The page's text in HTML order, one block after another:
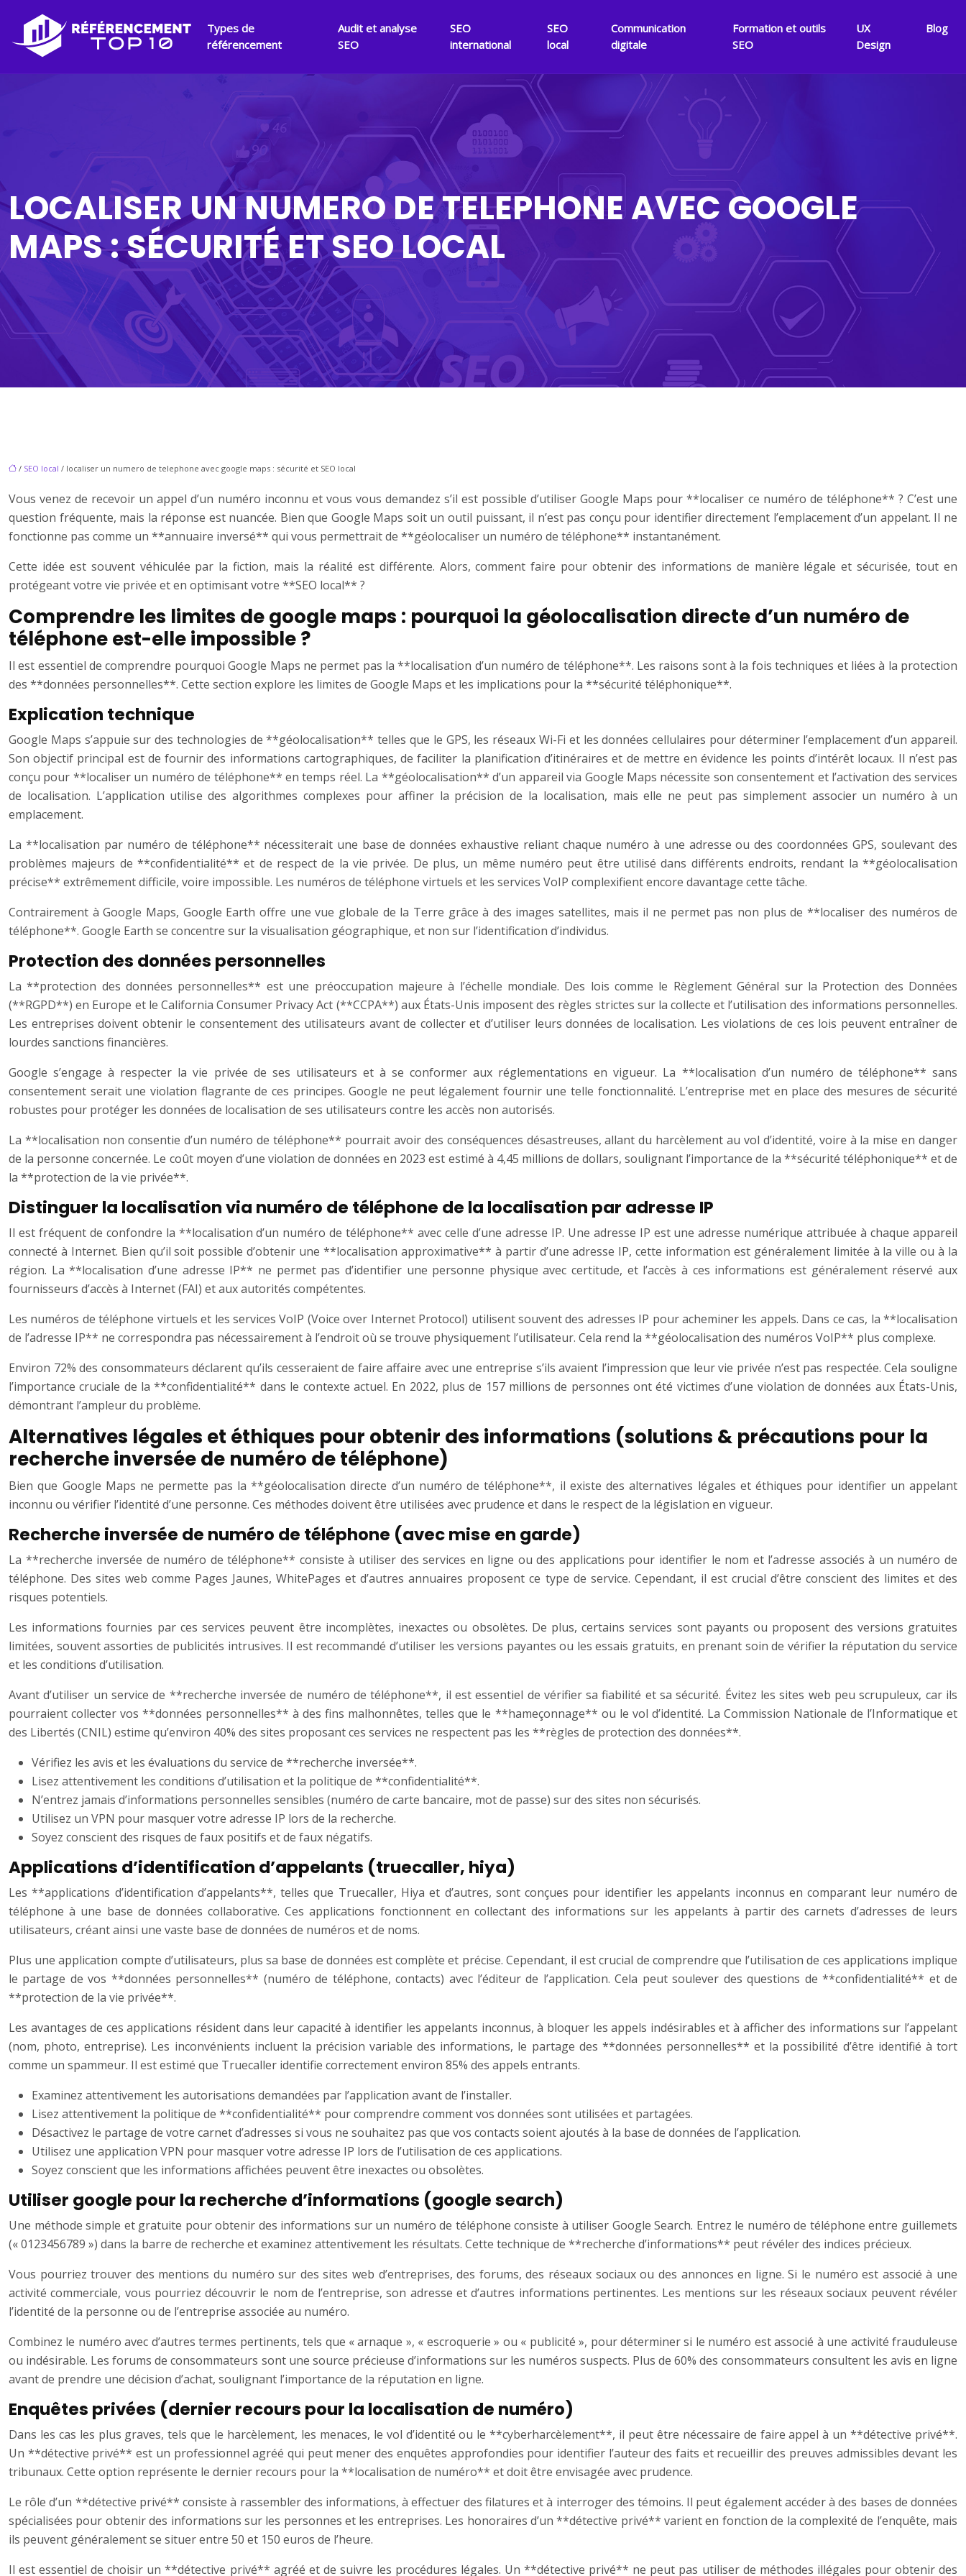
Types de
référencement
Audit et analyse
SEO
SEO
international
SEO
local
Communication
digitale
Formation et outils
SEO
UX
Design
Blog
LOCALISER UN NUMERO DE TELEPHONE AVEC GOOGLE
MAPS : SÉCURITÉ ET SEO LOCAL
/ SEO local / localiser un numero de telephone avec google maps : sécurité et SEO local
Vous venez de recevoir un appel d’un numéro inconnu et vous vous demandez s’il est possible d’utiliser Google Maps pour **localiser ce numéro de téléphone** ? C’est une
question fréquente, mais la réponse est nuancée. Bien que Google Maps soit un outil puissant, il n’est pas conçu pour identifier directement l’emplacement d’un appelant. Il ne
fonctionne pas comme un **annuaire inversé** qui vous permettrait de **géolocaliser un numéro de téléphone** instantanément.
Cette idée est souvent véhiculée par la fiction, mais la réalité est différente. Alors, comment faire pour obtenir des informations de manière légale et sécurisée, tout en
protégeant votre vie privée et en optimisant votre **SEO local** ?
Comprendre les limites de google maps : pourquoi la géolocalisation directe d’un numéro de
téléphone est-elle impossible ?
Il est essentiel de comprendre pourquoi Google Maps ne permet pas la **localisation d’un numéro de téléphone**. Les raisons sont à la fois techniques et liées à la protection
des **données personnelles**. Cette section explore les limites de Google Maps et les implications pour la **sécurité téléphonique**.
Explication technique
Google Maps s’appuie sur des technologies de **géolocalisation** telles que le GPS, les réseaux Wi-Fi et les données cellulaires pour déterminer l’emplacement d’un appareil.
Son objectif principal est de fournir des informations cartographiques, de faciliter la planification d’itinéraires et de mettre en évidence les points d’intérêt locaux. Il n’est pas
conçu pour **localiser un numéro de téléphone** en temps réel. La **géolocalisation** d’un appareil via Google Maps nécessite son consentement et l’activation des services
de localisation. L’application utilise des algorithmes complexes pour affiner la précision de la localisation, mais elle ne peut pas simplement associer un numéro à un
emplacement.
La **localisation par numéro de téléphone** nécessiterait une base de données exhaustive reliant chaque numéro à une adresse ou des coordonnées GPS, soulevant des
problèmes majeurs de **confidentialité** et de respect de la vie privée. De plus, un même numéro peut être utilisé dans différents endroits, rendant la **géolocalisation
précise** extrêmement difficile, voire impossible. Les numéros de téléphone virtuels et les services VoIP complexifient encore davantage cette tâche.
Contrairement à Google Maps, Google Earth offre une vue globale de la Terre grâce à des images satellites, mais il ne permet pas non plus de **localiser des numéros de
téléphone**. Google Earth se concentre sur la visualisation géographique, et non sur l’identification d’individus.
Protection des données personnelles
La **protection des données personnelles** est une préoccupation majeure à l’échelle mondiale. Des lois comme le Règlement Général sur la Protection des Données
(**RGPD**) en Europe et le California Consumer Privacy Act (**CCPA**) aux États-Unis imposent des règles strictes sur la collecte et l’utilisation des informations personnelles.
Les entreprises doivent obtenir le consentement des utilisateurs avant de collecter et d’utiliser leurs données de localisation. Les violations de ces lois peuvent entraîner de
lourdes sanctions financières.
Google s’engage à respecter la vie privée de ses utilisateurs et à se conformer aux réglementations en vigueur. La **localisation d’un numéro de téléphone** sans
consentement serait une violation flagrante de ces principes. Google ne peut légalement fournir une telle fonctionnalité. L’entreprise met en place des mesures de sécurité
robustes pour protéger les données de localisation de ses utilisateurs contre les accès non autorisés.
La **localisation non consentie d’un numéro de téléphone** pourrait avoir des conséquences désastreuses, allant du harcèlement au vol d’identité, voire à la mise en danger
de la personne concernée. Le coût moyen d’une violation de données en 2023 est estimé à 4,45 millions de dollars, soulignant l’importance de la **sécurité téléphonique** et de
la **protection de la vie privée**.
Distinguer la localisation via numéro de téléphone de la localisation par adresse IP
Il est fréquent de confondre la **localisation d’un numéro de téléphone** avec celle d’une adresse IP. Une adresse IP est une adresse numérique attribuée à chaque appareil
connecté à Internet. Bien qu’il soit possible d’obtenir une **localisation approximative** à partir d’une adresse IP, cette information est généralement limitée à la ville ou à la
région. La **localisation d’une adresse IP** ne permet pas d’identifier une personne physique avec certitude, et l’accès à ces informations est généralement réservé aux
fournisseurs d’accès à Internet (FAI) et aux autorités compétentes.
Les numéros de téléphone virtuels et les services VoIP (Voice over Internet Protocol) utilisent souvent des adresses IP pour acheminer les appels. Dans ce cas, la **localisation
de l’adresse IP** ne correspondra pas nécessairement à l’endroit où se trouve physiquement l’utilisateur. Cela rend la **géolocalisation des numéros VoIP** plus complexe.
Environ 72% des consommateurs déclarent qu’ils cesseraient de faire affaire avec une entreprise s’ils avaient l’impression que leur vie privée n’est pas respectée. Cela souligne
l’importance cruciale de la **confidentialité** dans le contexte actuel. En 2022, plus de 157 millions de personnes ont été victimes d’une violation de données aux États-Unis,
démontrant l’ampleur du problème.
Alternatives légales et éthiques pour obtenir des informations (solutions & précautions pour la
recherche inversée de numéro de téléphone)
Bien que Google Maps ne permette pas la **géolocalisation directe d’un numéro de téléphone**, il existe des alternatives légales et éthiques pour identifier un appelant
inconnu ou vérifier l’identité d’une personne. Ces méthodes doivent être utilisées avec prudence et dans le respect de la législation en vigueur.
Recherche inversée de numéro de téléphone (avec mise en garde)
La **recherche inversée de numéro de téléphone** consiste à utiliser des services en ligne ou des applications pour identifier le nom et l’adresse associés à un numéro de
téléphone. Des sites web comme Pages Jaunes, WhitePages et d’autres annuaires proposent ce type de service. Cependant, il est crucial d’être conscient des limites et des
risques potentiels.
Les informations fournies par ces services peuvent être incomplètes, inexactes ou obsolètes. De plus, certains services sont payants ou proposent des versions gratuites
limitées, souvent assorties de publicités intrusives. Il est recommandé d’utiliser les versions payantes ou les essais gratuits, en prenant soin de vérifier la réputation du service
et les conditions d’utilisation.
Avant d’utiliser un service de **recherche inversée de numéro de téléphone**, il est essentiel de vérifier sa fiabilité et sa sécurité. Évitez les sites web peu scrupuleux, car ils
pourraient collecter vos **données personnelles** à des fins malhonnêtes, telles que le **hameçonnage** ou le vol d’identité. La Commission Nationale de l’Informatique et
des Libertés (CNIL) estime qu’environ 40% des sites proposant ces services ne respectent pas les **règles de protection des données**.
Vérifiez les avis et les évaluations du service de **recherche inversée**.
Lisez attentivement les conditions d’utilisation et la politique de **confidentialité**.
N’entrez jamais d’informations personnelles sensibles (numéro de carte bancaire, mot de passe) sur des sites non sécurisés.
Utilisez un VPN pour masquer votre adresse IP lors de la recherche.
Soyez conscient des risques de faux positifs et de faux négatifs.
Applications d’identification d’appelants (truecaller, hiya)
Les **applications d’identification d’appelants**, telles que Truecaller, Hiya et d’autres, sont conçues pour identifier les appelants inconnus en comparant leur numéro de
téléphone à une base de données collaborative. Ces applications fonctionnent en collectant des informations sur les appelants à partir des carnets d’adresses de leurs
utilisateurs, créant ainsi une vaste base de données de numéros et de noms.
Plus une application compte d’utilisateurs, plus sa base de données est complète et précise. Cependant, il est crucial de comprendre que l’utilisation de ces applications implique
le partage de vos **données personnelles** (numéro de téléphone, contacts) avec l’éditeur de l’application. Cela peut soulever des questions de **confidentialité** et de
**protection de la vie privée**.
Les avantages de ces applications résident dans leur capacité à identifier les appelants inconnus, à bloquer les appels indésirables et à afficher des informations sur l’appelant
(nom, photo, entreprise). Les inconvénients incluent la précision variable des informations, le partage des **données personnelles** et la possibilité d’être identifié à tort
comme un spammeur. Il est estimé que Truecaller identifie correctement environ 85% des appels entrants.
Examinez attentivement les autorisations demandées par l’application avant de l’installer.
Lisez attentivement la politique de **confidentialité** pour comprendre comment vos données sont utilisées et partagées.
Désactivez le partage de votre carnet d’adresses si vous ne souhaitez pas que vos contacts soient ajoutés à la base de données de l’application.
Utilisez une application VPN pour masquer votre adresse IP lors de l’utilisation de ces applications.
Soyez conscient que les informations affichées peuvent être inexactes ou obsolètes.
Utiliser google pour la recherche d’informations (google search)
Une méthode simple et gratuite pour obtenir des informations sur un numéro de téléphone consiste à utiliser Google Search. Entrez le numéro de téléphone entre guillemets
(« 0123456789 ») dans la barre de recherche et examinez attentivement les résultats. Cette technique de **recherche d’informations** peut révéler des indices précieux.
Vous pourriez trouver des mentions du numéro sur des sites web d’entreprises, des forums, des réseaux sociaux ou des annonces en ligne. Si le numéro est associé à une
activité commerciale, vous pourriez découvrir le nom de l’entreprise, son adresse et d’autres informations pertinentes. Les mentions sur les réseaux sociaux peuvent révéler
l’identité de la personne ou de l’entreprise associée au numéro.
Combinez le numéro avec d’autres termes pertinents, tels que « arnaque », « escroquerie » ou « publicité », pour déterminer si le numéro est associé à une activité frauduleuse
ou indésirable. Les forums de consommateurs sont une source précieuse d’informations sur les numéros suspects. Plus de 60% des consommateurs consultent les avis en ligne
avant de prendre une décision d’achat, soulignant l’importance de la réputation en ligne.
Enquêtes privées (dernier recours pour la localisation de numéro)
Dans les cas les plus graves, tels que le harcèlement, les menaces, le vol d’identité ou le **cyberharcèlement**, il peut être nécessaire de faire appel à un **détective privé**.
Un **détective privé** est un professionnel agréé qui peut mener des enquêtes approfondies pour identifier l’auteur des faits et recueillir des preuves admissibles devant les
tribunaux. Cette option représente le dernier recours pour la **localisation de numéro** et doit être envisagée avec prudence.
Le rôle d’un **détective privé** consiste à rassembler des informations, à effectuer des filatures et à interroger des témoins. Il peut également accéder à des bases de données
spécialisées pour obtenir des informations sur les personnes et les entreprises. Les honoraires d’un **détective privé** varient en fonction de la complexité de l’enquête, mais
ils peuvent généralement se situer entre 50 et 150 euros de l’heure.
Il est essentiel de choisir un **détective privé** agréé et de suivre les procédures légales. Un **détective privé** ne peut pas utiliser de méthodes illégales pour obtenir des